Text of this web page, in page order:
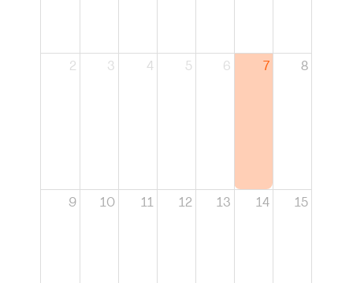
2 3 4 5 6 7 8
9 10 11 12 13 14 15